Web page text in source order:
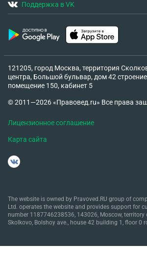
Поддержка в VK
121205, город Москва, территория
центра, Большой бульвар, дом 42
помещение 150, кабинет 5
© 2011—2026 «Правовед.ru» Все права
Лицензионное соглашение
Карта сайта
The website is owned by Pravoved.RU group of
Ltd. operates the website and provides support for
number 1187746238536, 143026, Moscow,
Skolkovo, Bolshoy ave., house 42 building 1, floor 0